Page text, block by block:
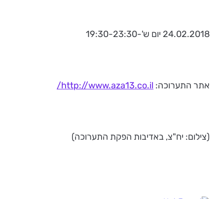
24.02.2018 יום ש'-19:30-23:30
אתר התערוכה: http://www.aza13.co.il/
(צילום: יח"צ, באדיבות הפקת התערוכה)